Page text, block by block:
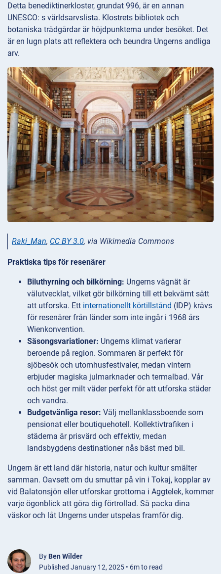
Detta benediktinerkloster, grundat 996, är en annan
UNESCO: s världsarvslista. Klostrets bibliotek och
botaniska trädgårdar är höjdpunkterna under besöket. Det
är en lugn plats att reflektera och beundra Ungerns andliga
arv.
Raki_Man, CC BY 3.0, via Wikimedia Commons
Praktiska tips för resenärer
Biluthyrning och bilkörning: Ungerns vägnät är
välutvecklat, vilket gör bilkörning till ett bekvämt sätt
att utforska. Ett internationellt körtillstånd (IDP) krävs
för resenärer från länder som inte ingår i 1968 års
Wienkonvention.
Säsongsvariationer: Ungerns klimat varierar
beroende på region. Sommaren är perfekt för
sjöbesök och utomhusfestivaler, medan vintern
erbjuder magiska julmarknader och termalbad. Vår
och höst ger milt väder perfekt för att utforska städer
och vandra.
Budgetvänliga resor: Välj mellanklassboende som
pensionat eller boutiquehotell. Kollektivtrafiken i
städerna är prisvärd och effektiv, medan
landsbygdens destinationer nås bäst med bil.
Ungern är ett land där historia, natur och kultur smälter
samman. Oavsett om du smuttar på vin i Tokaj, kopplar av
vid Balatonsjön eller utforskar grottorna i Aggtelek, kommer
varje ögonblick att göra dig förtrollad. Så packa dina
väskor och låt Ungerns under utspelas framför dig.
By Ben Wilder
Published January 12, 2025 • 6m to read